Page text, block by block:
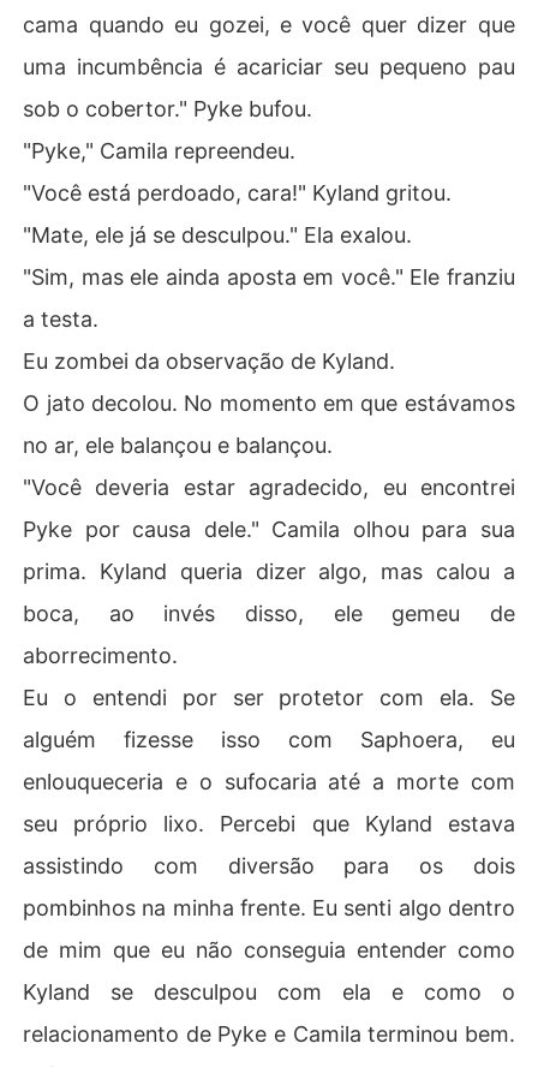
cama quando eu gozei, e você quer dizer que
uma incumbência é acariciar seu pequeno pau
sob o cobertor." Pyke bufou.
"Pyke," Camila repreendeu.
"Você está perdoado, cara!" Kyland gritou.
"Mate, ele já se desculpou." Ela exalou.
"Sim, mas ele ainda aposta em você." Ele franziu
a testa.
Eu zombei da observação de Kyland.
O jato decolou. No momento em que estávamos
no ar, ele balançou e balançou.
"Você deveria estar agradecido, eu encontrei
Pyke por causa dele." Camila olhou para sua
prima. Kyland queria dizer algo, mas calou a
boca, ao invés disso, ele gemeu de
aborrecimento.
Eu o entendi por ser protetor com ela. Se
alguém fizesse isso com Saphoera, eu
enlouqueceria e o sufocaria até a morte com
seu próprio lixo. Percebi que Kyland estava
assistindo com diversão para os dois
pombinhos na minha frente. Eu senti algo dentro
de mim que eu não conseguia entender como
Kyland se desculpou com ela e como o
relacionamento de Pyke e Camila terminou bem.